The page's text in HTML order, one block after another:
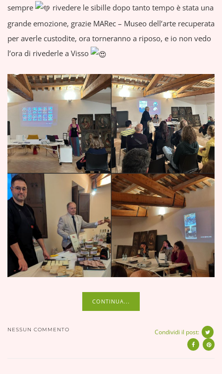
sempre
rivedere le sibille dopo tanto tempo è stata una
grande emozione, grazie MARec – Museo dell’arte recuperata
per averle custodite, ora torneranno a riposo, e io non vedo
l’ora di rivederle a Visso
CONTINUA...
NESSUN COMMENTO Condividi il post: